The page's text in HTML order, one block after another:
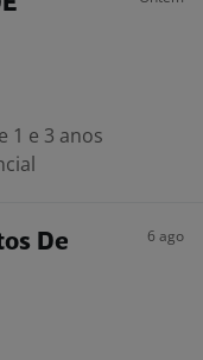
1 e 3 anos
De
6 ago